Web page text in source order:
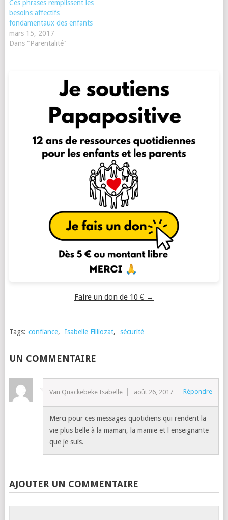
Ces phrases remplissent les
besoins affectifs
fondamentaux des enfants
mars 15, 2017
Dans "Parentalité"
Faire un don de 10 € →
Tags: confiance, Isabelle Filliozat, sécurité
UN COMMENTAIRE
Van Quackebeke Isabelle août 26, 2017 Répondre
Merci pour ces messages quotidiens qui rendent la
vie plus belle à la maman, la mamie et l enseignante
que je suis.
AJOUTER UN COMMENTAIRE